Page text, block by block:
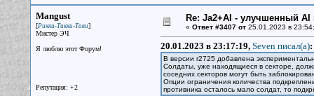
Mangust
[Рикки-Тикки-Тави]
Мистер ЭЧ
Я люблю этот Форум!
Репутация: +2
Re: Ja2+AI - улучшенный AI
« Ответ #3407 от25.01.2023 в
20.01.2023 в 23:17:19, Seven писал(a):
В версии r2725 добавлена
Солдаты, уже находящиеся в секторе,
соседних секторов могут быть
Опции ограничения количества
противника осталось мало солдат, то